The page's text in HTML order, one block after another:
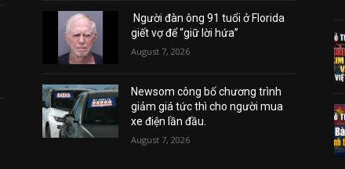
Người đàn ông 91 tuổi ở Florida
giết vợ để “giữ lời hứa”
August 7, 2026
Newsom công bố chương trình
giảm giá tức thì cho người mua
xe điện lần đầu.
August 7, 2026